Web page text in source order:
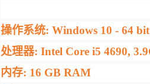
操作系统: Windows 10 - 64 bit
处理器: Intel Core i5 4690,
内存: 16 GB RAM